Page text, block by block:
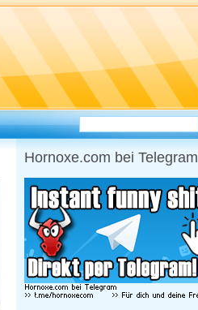
Hornoxe.com bei Telegram